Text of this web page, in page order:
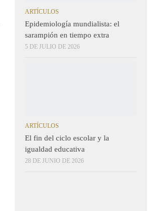
ARTÍCULOS
Epidemiología mundialista: el
sarampión en tiempo extra
5 DE JULIO DE 2026
ARTÍCULOS
El fin del ciclo escolar y la
igualdad educativa
28 DE JUNIO DE 2026